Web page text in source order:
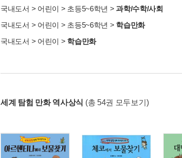
국내도서 > 어린이 > 초등5~6학년 >과학/수학/사회
국내도서 > 어린이 > 초등5~6학년 > 학습만화
국내도서 > 어린이 > 학습만화
세계 탐험 만화 역사상식 (총 54권 모두보기)